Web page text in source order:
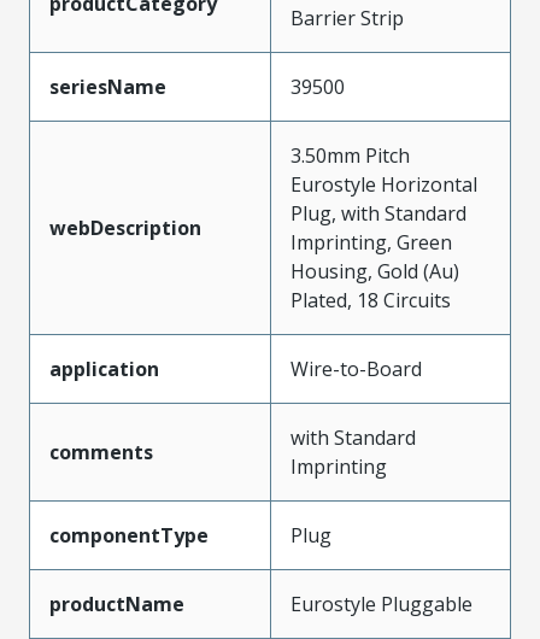
Barrier Strip
seriesName 39500
webDescription
3.50mm Pitch
Eurostyle Horizontal
Plug, with Standard
Imprinting, Green
Housing, Gold (Au)
Plated, 18 Circuits
application Wire-to-Board
comments
with Standard
Imprinting
componentType Plug
productName Eurostyle Pluggable